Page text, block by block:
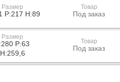
Размер
P:217 H:89
Товар
Под заказ
Размер
P:63
H:259,6
Товар
Под заказ